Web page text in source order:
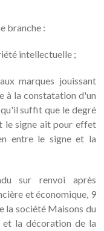
branche :
intellectuelle ;
marques jouissant
à la constatation d'un
suffit que le degré
le signe ait pour effet
entre le signe et la
sur renvoi après
et économique, 9
la société Maisons du
et la décoration de la